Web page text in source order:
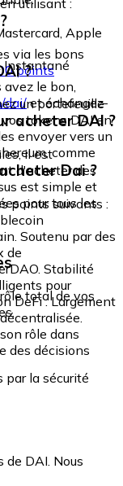
utilisant :
Apple
Instantané
via les bons
points
le bon,
dai/et échangez-
?
un portefeuille
tokens DAI en
envoyer vers un
comme
acheter DAI ?
il est
d'acheter des
est simple et
pour tous les
Dai ?
points suivants :
Soutenu par des
de
Stabilité
pour
DeFi : Largement
rôle dans
des décisions
total de vos
par la sécurité
de DAI. Nous